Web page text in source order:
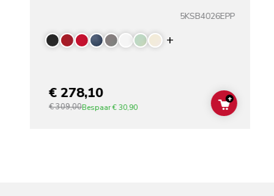
5KSB4026EPP
Display more
€ 278,10
€ 309,00Bespaar€ 30,90 ADD TO
+